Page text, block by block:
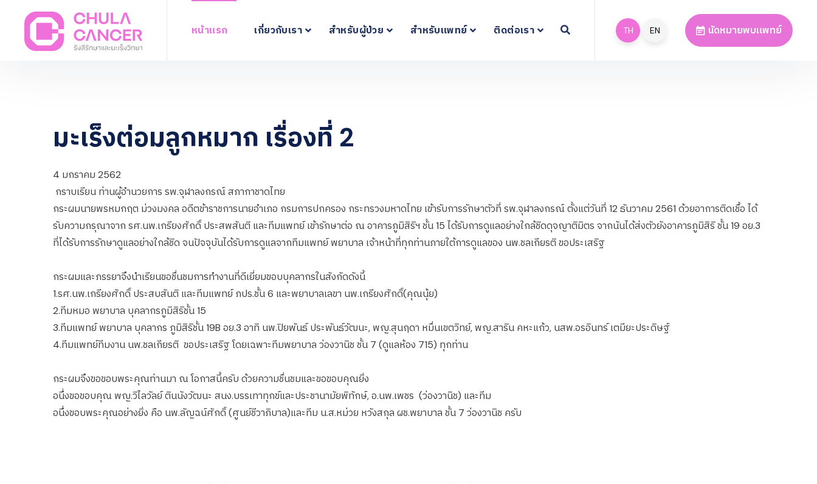
หน้าแรก เกี่ยวกับเรา สำหรับผู้ป่วย สำหรับแพทย์ ติดต่อเรา TH EN นัดหมายพบแพทย์
มะเร็งต่อมลูกหมาก เรื่องที่ 2
4 มกราคม 2562
กราบเรียน ท่านผู้อำนวยการ รพ.จุฬาลงกรณ์ สภากาชาดไทย
กระผมนายพรหมกฤต ม่วงมงคล อดีตข้าราชการนายอำเภอ กรมการปกครอง กระทรวงมหาดไทย เข้ารับการรักษาตัวที่ รพ.จุฬาลงกรณ์ ตั้งแต่วันที่ 12 ธันวาคม 2561 ด้วยอาการติดเชื้อ ได้
รับความกรุณาจาก รศ.นพ.เกรียงศักดิ์ ประสพสันติ และทีมแพทย์ เข้ารักษาต่อ ณ อาคารภูมิสิริฯ ชั้น 15 ได้รับการดูแลอย่างใกล้ชิดดุจญาติมิตร จากนันได้ส่งตัวยังอาคารภูมิสิริ ชั้น 19 อย.3
ที่ได้รับการรักษาดูแลอย่างใกล้ชิด จนปัจจุบันได้รับการดูแลจากทีมแพทย์ พยาบาล เจ้าหน้าที่ทุกท่านภายใต้การดูแลของ นพ.ชลเกียรติ ขอประเสริฐ
กระผมและภรรยาจึงนำเรียนขอชื่นชมการทำงานที่ดีเยี่ยมขอบบุคลากรในสังกัดดังนี้
1.รศ.นพ.เกรียงศักดิ์ ประสบสันติ และทีมแพทย์ ภปร.ชั้น 6 และพยาบาลเลขา นพ.เกรียงศักดิ์(คุณนุ้ย)
2.ทีมหมอ พยาบาล บุคลากรภูมิสิริชั้น 15
3.ทีมแพทย์ พยาบาล บุคลากร ภูมิสิริชั้น 19B อย.3 อาทิ นพ.ปิยพันธ์ ประพันธ์วัฒนะ, พญ.สุนฤดา หมื่นเขตวิทย์, พญ.สาริน คหะแก้ว, นสพ.อรอินทร์ เตมียะประดิษฐ์
4.ทีมแพทย์ทีมงาน นพ.ชลเกียรติ ขอประเสริฐ โดยเฉพาะทีมพยาบาล ว่องวานิช ชั้น 7 (ดูแลห้อง 715) ทุกท่าน
กระผมจึงขอขอบพระคุณท่านมา ณ โอกาสนี้ครับ ด้วยความชื่นชมและขอขอบคุณยิ่ง
อนึ่งขอขอบคุณ พญ.วิไลวัลย์ ตินนังวัฒนะ สนง.บรรเทาทุกข์และประชานามัยพิทักษ์, อ.นพ.เพชร (ว่องวานิช) และทีม
อนึ่งขอบพระคุณอย่างยิ่ง คือ นพ.ลัญฉน์ศักดิ์ (ศูนย์ชีวาภิบาล)และทีม น.ส.หม่วย หวังสกุล ผช.พยาบาล ชั้น 7 ว่องวานิช ครับ